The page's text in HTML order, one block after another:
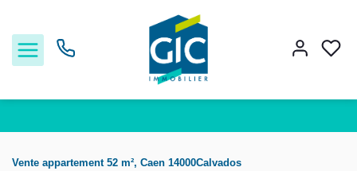
Acheter
Vente appartement 52 m², Caen 14000Calvados